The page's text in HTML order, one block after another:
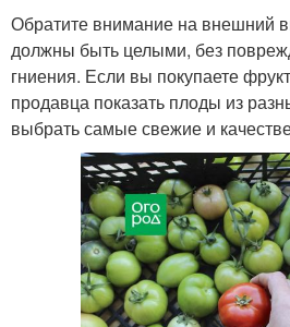
Обратите внимание на внешний
должны быть целыми, без
гниения. Если вы покупаете
продавца показать плоды из
выбрать самые свежие и